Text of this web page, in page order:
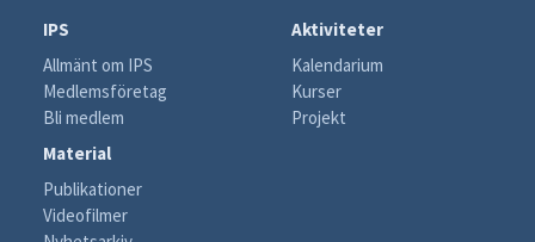
IPS
Allmänt om IPS
Medlemsföretag
Bli medlem
Aktiviteter
Kalendarium
Kurser
Projekt
Material
Publikationer
Videofilmer